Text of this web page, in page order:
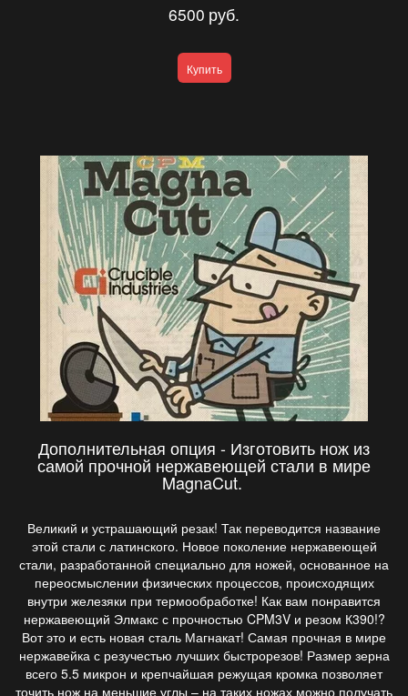
6500 руб.
Купить
Дополнительная опция - Изготовить нож из
самой прочной нержавеющей стали в мире
MagnaCut.
Великий и устрашающий резак! Так переводится название
этой стали с латинского. Новое поколение нержавеющей
стали, разработанной специально для ножей, основанное на
переосмыслении физических процессов, происходящих
внутри железяки при термообработке! Как вам понравится
нержавеющий Элмакс с прочностью CPM3V и резом К390!?
Вот это и есть новая сталь Магнакат! Самая прочная в мире
нержавейка с резучестью лучших быстрорезов! Размер зерна
всего 5.5 микрон и крепчайшая режущая кромка позволяет
точить нож на меньшие углы – на таких ножах можно получать